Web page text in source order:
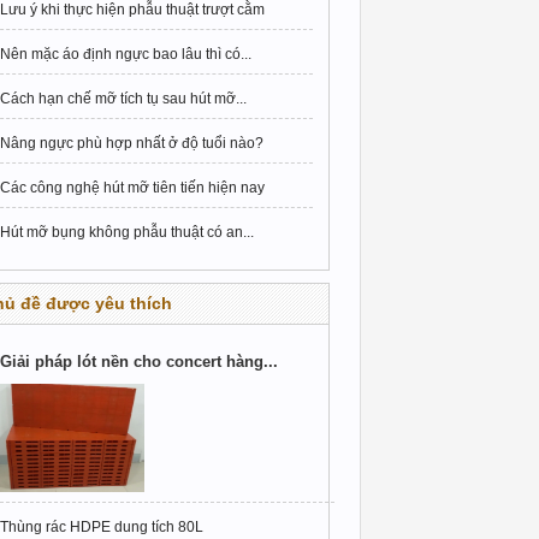
Lưu ý khi thực hiện phẫu thuật trượt cằm
Nên mặc áo định ngực bao lâu thì có...
Cách hạn chế mỡ tích tụ sau hút mỡ...
Nâng ngực phù hợp nhất ở độ tuổi nào?
Các công nghệ hút mỡ tiên tiến hiện nay
Hút mỡ bụng không phẫu thuật có an...
đề được yêu thích
Giải pháp lót nền cho concert hàng...
Thùng rác HDPE dung tích 80L